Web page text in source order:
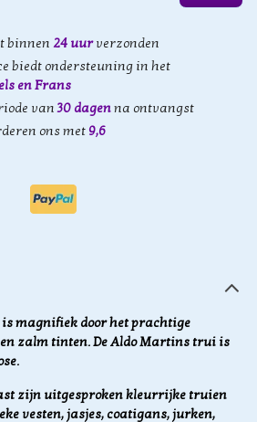
binnen 24 uurverzonden
biedt ondersteuning in het
en Frans
van30 dagenna ontvangst
ons met 9,6
magnifiek door het prachtige
zalm tinten. De Aldo Martins trui is
zijn uitgesproken kleurrijke truien
vesten, jasjes, coatigans, jurken,